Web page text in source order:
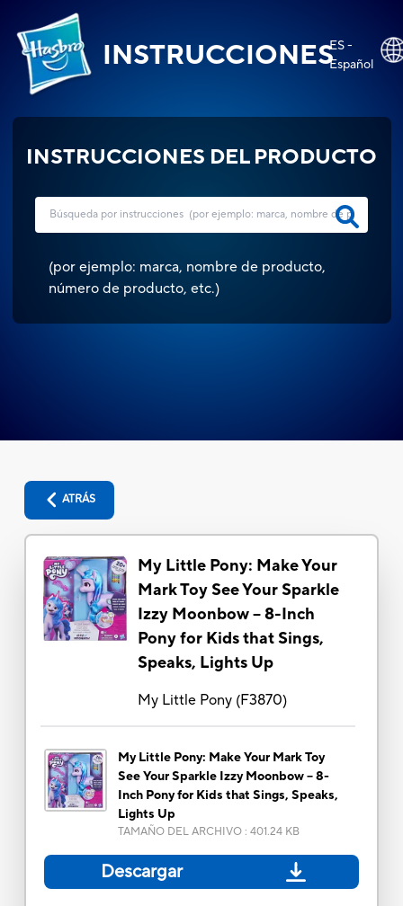
INSTRUCCIONESES -
Español
INSTRUCCIONES DEL PRODUCTO
(por ejemplo: marca, nombre de producto,
número de producto, etc.)
ATRÁS
My Little Pony: Make Your
Mark Toy See Your Sparkle
Izzy Moonbow -- 8-Inch
Pony for Kids that Sings,
Speaks, Lights Up
My Little Pony(F3870)
My Little Pony: Make Your Mark Toy
See Your Sparkle Izzy Moonbow -- 8-
Inch Pony for Kids that Sings, Speaks,
Lights Up
TAMAÑO DEL ARCHIVO: 401.24 KB
Descargar